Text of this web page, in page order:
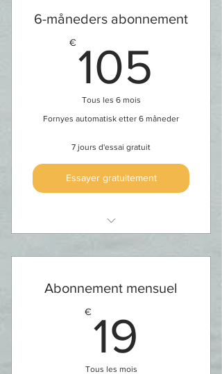
-15% på privattimer
6-måneders abonnement
€ 105
Tous les 6 mois
Fornyes automatisk etter 6 måneder
7 jours d'essai gratuit
Essayer gratuitement
arrangementer
-15% på privattimer
Abonnement mensuel
€ 19
Tous les mois